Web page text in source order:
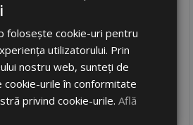
RON
Discount19%
Ultimele 2 bucati!
livrare 24/48 ore
Stoc magazin
4 Adauga in cos
folosește cookie-uri pentru
utilizatorului. Prin
nostru web, sunteți de
cookie-urile în conformitate
privind cookie-urile.Află